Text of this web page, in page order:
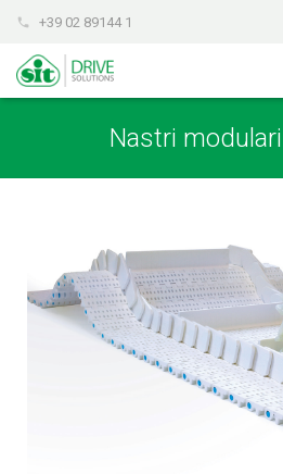
phone +39 02 89144 1
Nastri